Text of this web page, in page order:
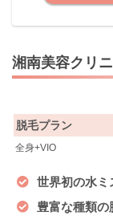
湘南美容クリ
脱毛プラン
全身+VIO
世界初の水ミ
豊富な種類の